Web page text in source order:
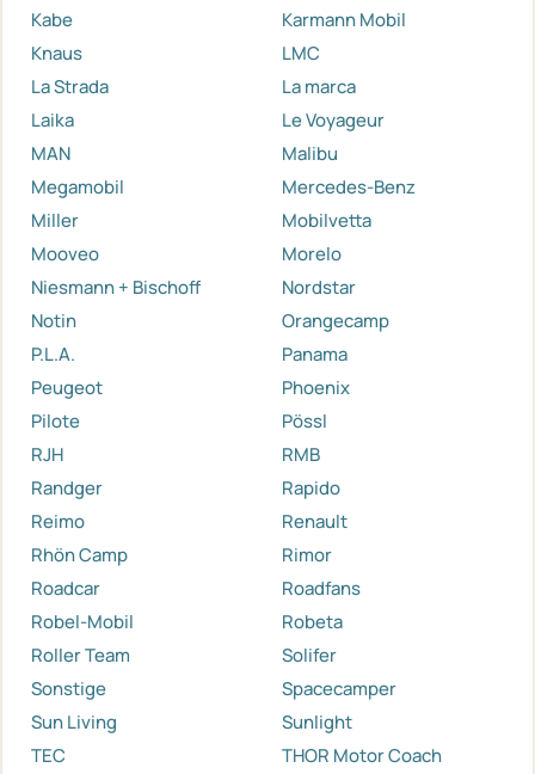
Kabe
Karmann Mobil
Knaus
LMC
La Strada
La marca
Laika
Le Voyageur
MAN
Malibu
Megamobil
Mercedes-Benz
Miller
Mobilvetta
Mooveo
Morelo
Niesmann + Bischoff
Nordstar
Notin
Orangecamp
P.L.A.
Panama
Peugeot
Phoenix
Pilote
Pössl
RJH
RMB
Randger
Rapido
Reimo
Renault
Rhön Camp
Rimor
Roadcar
Roadfans
Robel-Mobil
Robeta
Roller Team
Solifer
Sonstige
Spacecamper
Sun Living
Sunlight
TEC
THOR Motor Coach